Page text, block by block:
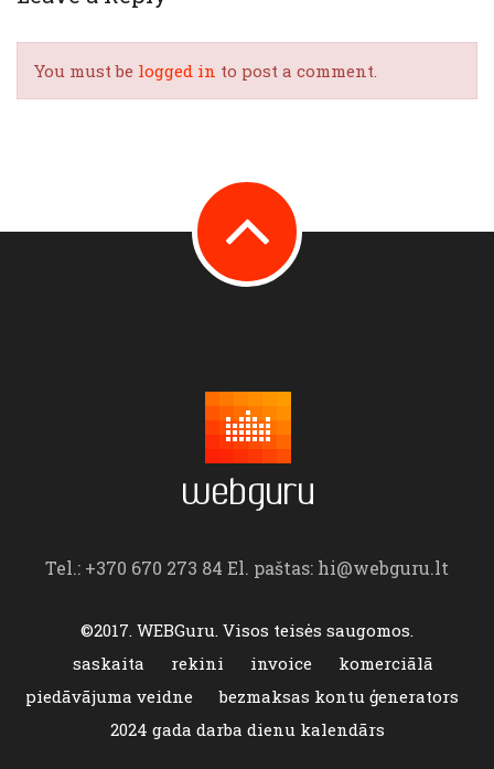
You must be logged in to post a comment.
Tel.: +370 670 273 84 El. paštas: hi@webguru.lt
©2017. WEBGuru. Visos teisės saugomos.
saskaita
rekini invoice
komerciālā
piedāvājuma veidne
bezmaksas kontu ģenerators
2024 gada darba dienu kalendārs